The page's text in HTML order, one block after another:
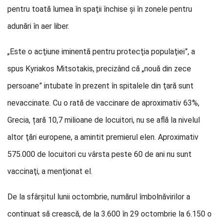
pentru toată lumea în spaţii închise şi în zonele pentru
adunări în aer liber.
„Este o acţiune iminentă pentru protecţia populaţiei”, a
spus Kyriakos Mitsotakis, precizând că „nouă din zece
persoane” intubate în prezent în spitalele din ţară sunt
nevaccinate. Cu o rată de vaccinare de aproximativ 63%,
Grecia, țară 10,7 milioane de locuitori, nu se află la nivelul
altor ţări europene, a amintit premierul elen. Aproximativ
575.000 de locuitori cu vârsta peste 60 de ani nu sunt
vaccinaţi, a menţionat el.
De la sfârşitul lunii octombrie, numărul îmbolnăvirilor a
continuat să crească, de la 3.600 în 29 octombrie la 6.150 o